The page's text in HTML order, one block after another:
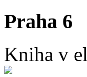
Praha 6
Kniha v